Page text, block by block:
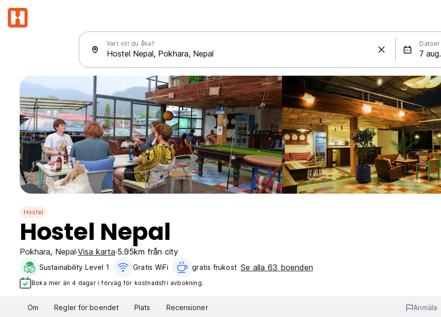
Vart vill du åka? Datoer
Hostel
Hostel Nepal
Pokhara, Nepal Visa karta 5.95km från city
Sustainability Level 1 Gratis WiFi gratis frukost‎ Se alla 63 boenden
Boka mer än 4 dagar i förväg för kostnadsfri avbokning.
Om Regler för boendet Plats Recensioner Anmäla